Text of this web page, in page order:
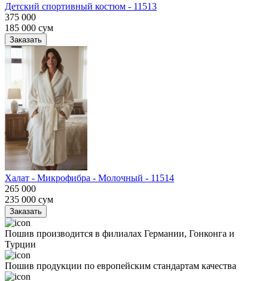
Детский спортивный костюм - 11513
375 000
185 000 сум
Заказать
Халат - Микрофибра - Молочный - 11514
265 000
235 000 сум
Заказать
Пошив производится в филиалах Германии, Гонконга и
Турции
Пошив продукции по европейским стандартам качества